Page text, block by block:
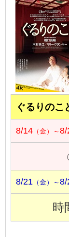
ぐるりのこ
8/14 （金）～8/
8/21 （金）～8/
時